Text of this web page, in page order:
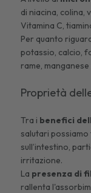
di niacina, colina,
Vitamina C,
Per quanto
potassio, calcio,
rame,
Proprietà
Tra i benefici
salutari
sull’intestino,
irritazione.
La presenza di
rallenta